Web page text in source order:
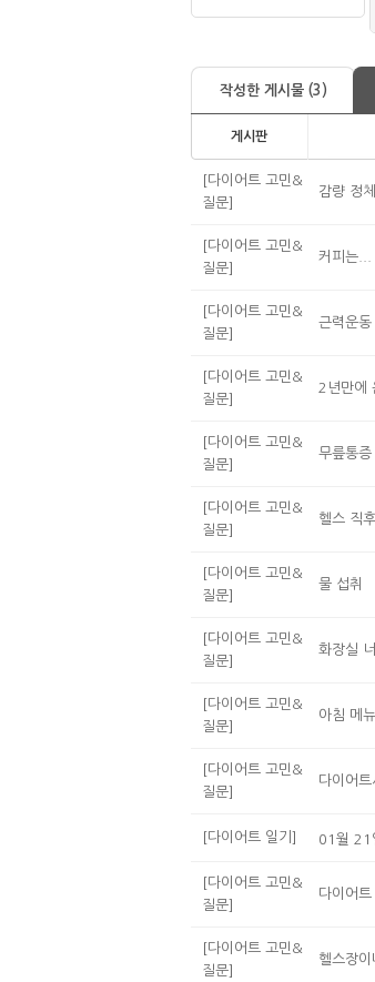
작성한 게시물 (3)
게시판
[다이어트 고민&
질문]
감량 정
[다이어트 고민&
질문]
커피는...
[다이어트 고민&
질문]
근력운동
[다이어트 고민&
질문]
2년만에
[다이어트 고민&
질문]
무릎통증
[다이어트 고민&
질문]
헬스 직
[다이어트 고민&
질문]
물 섭취
[다이어트 고민&
질문]
화장실
[다이어트 고민&
질문]
아침 메뉴
[다이어트 고민&
질문]
다이어트
[다이어트 일기] 01월 21
[다이어트 고민&
질문]
다이어
[다이어트 고민&
질문]
헬스장